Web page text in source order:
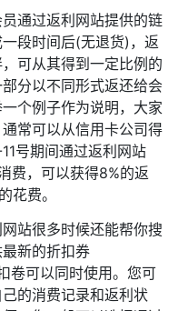
通过返利网站提供的链
段时间后(无退货)，返
可从其得到一定比例的
分以不同形式返还给会
个例子作为说明，大家
常可以从信用卡公司得
号期间通过返利网站
费，可以获得8%的返
花费。
站很多时候还能帮你搜
新的折扣券
卷可以同时使用。您可
的消费记录和返利状